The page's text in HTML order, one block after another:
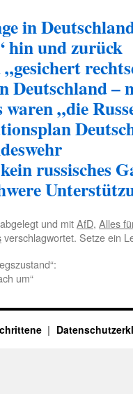
in
hin und zurück
Deutschland –
„die
russisches
abgelegt und mitAfD, Alles
verschlagwortet. Setze ein
um“